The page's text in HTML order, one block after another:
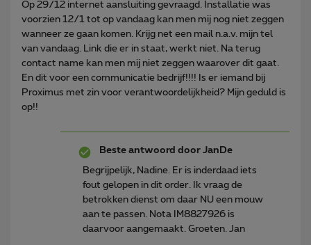
Op 29/12 internet aansluiting gevraagd. Installatie was
voorzien 12/1 tot op vandaag kan men mij nog niet zeggen
wanneer ze gaan komen. Krijg net een mail n.a.v. mijn tel
van vandaag. Link die er in staat, werkt niet. Na terug
contact name kan men mij niet zeggen waarover dit gaat.
En dit voor een communicatie bedrijf!!!! Is er iemand bij
Proximus met zin voor verantwoordelijkheid? Mijn geduld is
op!!
Beste antwoord door JanDe
Begrijpelijk, Nadine. Er is inderdaad iets
fout gelopen in dit order. Ik vraag de
betrokken dienst om daar NU een mouw
aan te passen. Nota IM8827926 is
daarvoor aangemaakt. Groeten. Jan